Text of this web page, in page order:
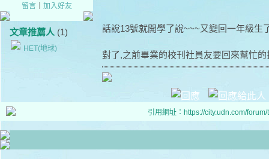
留言｜ 加入好友
文章推薦人 (1)
HET(地球)
話說13號就開學了說~~~又變回一年級生
對了,之前畢業的校刊社員友要回來幫忙
引用網址：https://city.udn.com/